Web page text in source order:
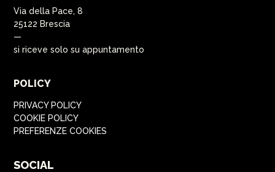
Via della Pace, 8
25122 Brescia
—
si riceve solo su appuntamento
POLICY
PRIVACY POLICY
COOKIE POLICY
PREFERENZE COOKIES
SOCIAL